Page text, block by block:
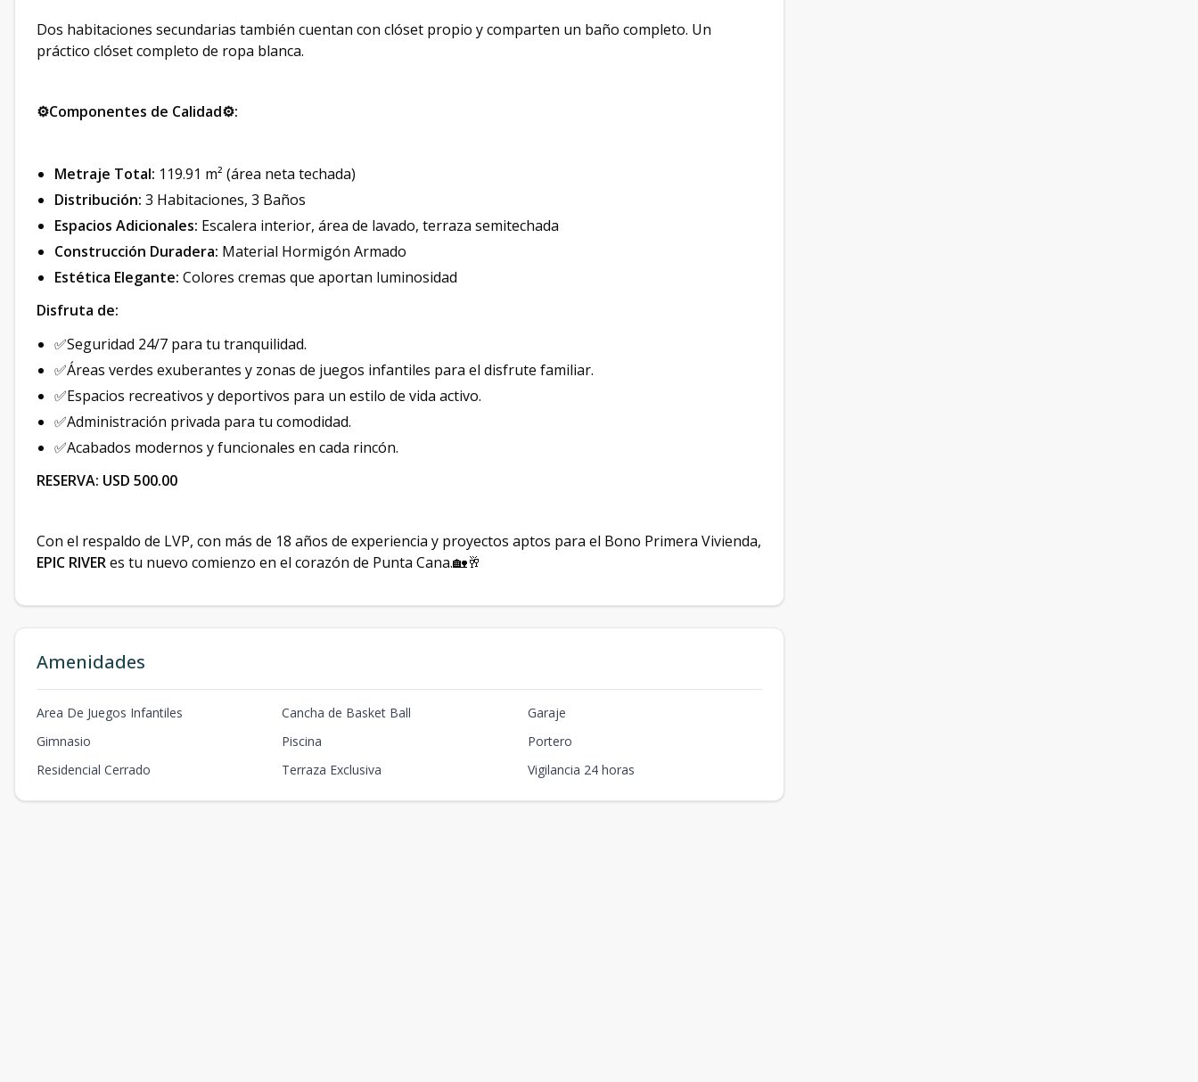
Dos habitaciones secundarias también cuentan con clóset propio y comparten un baño completo. Un
práctico clóset completo de ropa blanca.
⚙️Componentes de Calidad⚙️:
Metraje Total: 119.91 m² (área neta techada)
Distribución: 3 Habitaciones, 3 Baños
Espacios Adicionales: Escalera interior, área de lavado, terraza semitechada
Construcción Duradera: Material Hormigón Armado
Estética Elegante: Colores cremas que aportan luminosidad
Disfruta de:
✅Seguridad 24/7 para tu tranquilidad.
✅Áreas verdes exuberantes y zonas de juegos infantiles para el disfrute familiar.
✅Espacios recreativos y deportivos para un estilo de vida activo.
✅Administración privada para tu comodidad.
✅Acabados modernos y funcionales en cada rincón.
RESERVA: USD 500.00
Con el respaldo de LVP, con más de 18 años de experiencia y proyectos aptos para el Bono Primera Vivienda,
EPIC RIVERes tu nuevo comienzo en el corazón de Punta Cana.🏡🥂
Amenidades
Area De Juegos Infantiles Cancha de Basket Ball
Garaje
Gimnasio
Piscina
Portero
Residencial Cerrado
Terraza Exclusiva Vigilancia 24 horas